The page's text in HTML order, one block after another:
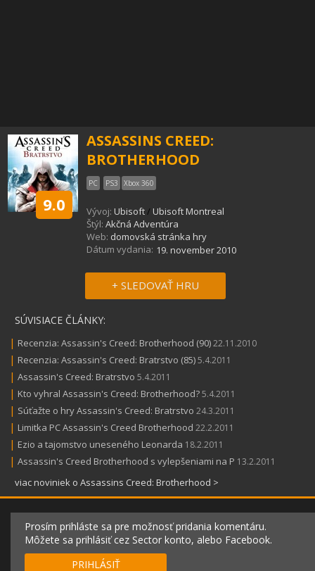
9.0
ASSASSINS CREED:
BROTHERHOOD
PC PS3 Xbox 360
Vývoj: Ubisoft / Ubisoft Montreal
Štýl: Akčná Adventúra
Web: domovská stránka hry
Dátum vydania: 19. november 2010
+ SLEDOVAŤ HRU
SÚVISIACE ČLÁNKY:
| Recenzia: Assassin's Creed: Brotherhood (90)22.11.2010
| Recenzia: Assassin's Creed: Bratrstvo (85)5.4.2011
| Assassin's Creed: Bratrstvo 5.4.2011
| Kto vyhral Assassin's Creed: Brotherhood?5.4.2011
| Súťažte o hry Assassin's Creed: Bratrstvo 24.3.2011
| Limitka PC Assassin's Creed Brotherhood 22.2.2011
| Ezio a tajomstvo uneseného Leonarda 18.2.2011
| Assassin's Creed Brotherhood s vylepšeniami na P 13.2.2011
viac noviniek o Assassins Creed: Brotherhood >
Prosím prihláste sa pre možnosť pridania komentáru.
Môžete sa prihlásiť cez Sector konto, alebo Facebook.
PRIHLÁSIŤ